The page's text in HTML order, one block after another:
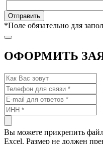
*Поле обязательно для
ОФОРМИТЬ
Вы можете прикрепить
Excel. Размер не должен